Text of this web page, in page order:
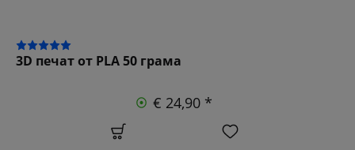
3D печат от PLA 50 грама
€ 24,90 *